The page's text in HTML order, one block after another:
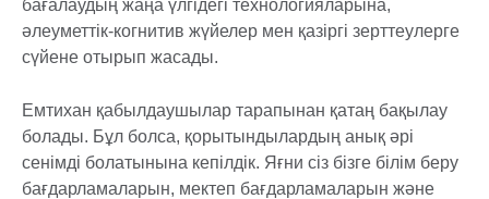
бағалаудың жаңа үлгідегі технологияларына,
әлеуметтік-когнитив жүйелер мен қазіргі зерттеулерге
сүйене отырып жасады.
Емтихан қабылдаушылар тарапынан қатаң бақылау
болады. Бұл болса, қорытындылардың анық әрі
сенімді болатынына кепілдік. Яғни сіз бізге білім беру
бағдарламаларын, мектеп бағдарламаларын және